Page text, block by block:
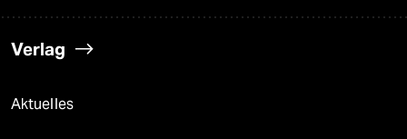
Verlag
Aktuelles